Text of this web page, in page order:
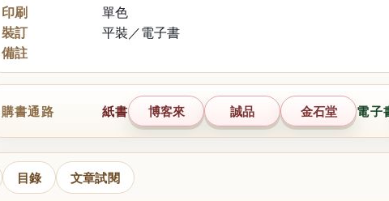
印刷
單色
裝訂
平裝／電子書
備註
購書通路 紙書 博客來 誠品 金石堂 電子
目錄 文章試閱